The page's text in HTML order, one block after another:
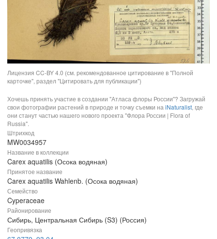
Лицензия CC-BY 4.0 (см. рекомендованное цитирование в "Полной
карточке", раздел "Цитировать для публикации")
Хочешь принять участие в создании "Атласа флоры России"? Загружай
свои фотографии растений в природе и точку съемки на iNaturalist, где
они станут частью нашего нового проекта "Флора России | Flora of
Russia".
Штрихкод
MW0034957
Название в коллекции
Carex aquatilis (Осока водяная)
Принятое название
Carex aquatilis Wahlenb. (Осока водяная)
Семейство
Cyperaceae
Районирование
Сибирь, Центральная Сибирь (S3) (Россия)
Геопривязка